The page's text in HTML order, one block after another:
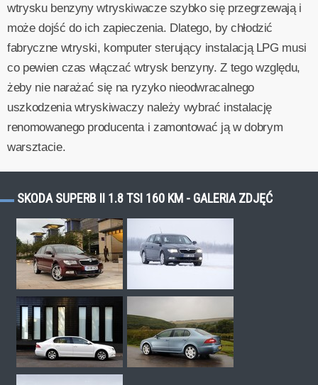
wtrysku benzyny wtryskiwacze szybko się przegrzewają i
może dojść do ich zapieczenia. Dlatego, by chłodzić
fabryczne wtryski, komputer sterujący instalacją LPG musi
co pewien czas włączać wtrysk benzyny. Z tego względu,
żeby nie narażać się na ryzyko nieodwracalnego
uszkodzenia wtryskiwaczy należy wybrać instalację
renomowanego producenta i zamontować ją w dobrym
warsztacie.
SKODA SUPERB II 1.8 TSI 160 KM - GALERIA ZDJĘĆ